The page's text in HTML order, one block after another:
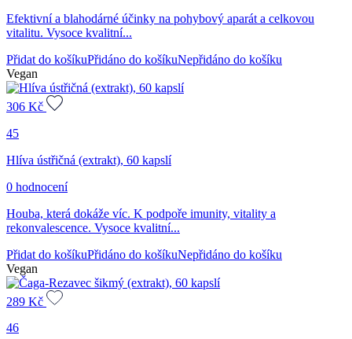
Efektivní a blahodárné účinky na pohybový aparát a celkovou
vitalitu. Vysoce kvalitní...
Přidat do košíkuPřidáno do košíkuNepřidáno do košíku
Vegan
306 Kč
45
Hlíva ústřičná (extrakt), 60 kapslí
0 hodnocení
Houba, která dokáže víc. K podpoře imunity, vitality a
rekonvalescence. Vysoce kvalitní...
Přidat do košíkuPřidáno do košíkuNepřidáno do košíku
Vegan
289 Kč
46